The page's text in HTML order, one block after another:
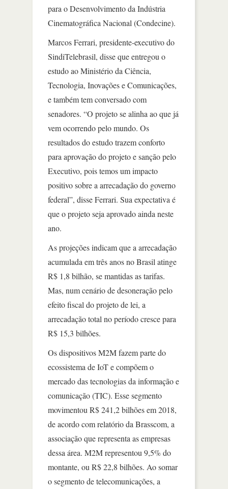
para o Desenvolvimento da Indústria
Cinematográfica Nacional (Condecine).
Marcos Ferrari, presidente-executivo do
SindiTelebrasil, disse que entregou o
estudo ao Ministério da Ciência,
Tecnologia, Inovações e Comunicações,
e também tem conversado com
senadores. “O projeto se alinha ao que já
vem ocorrendo pelo mundo. Os
resultados do estudo trazem conforto
para aprovação do projeto e sanção pelo
Executivo, pois temos um impacto
positivo sobre a arrecadação do governo
federal”, disse Ferrari. Sua expectativa é
que o projeto seja aprovado ainda neste
ano.
As projeções indicam que a arrecadação
acumulada em três anos no Brasil atinge
R$ 1,8 bilhão, se mantidas as tarifas.
Mas, num cenário de desoneração pelo
efeito fiscal do projeto de lei, a
arrecadação total no período cresce para
R$ 15,3 bilhões.
Os dispositivos M2M fazem parte do
ecossistema de IoT e compõem o
mercado das tecnologias da informação e
comunicação (TIC). Esse segmento
movimentou R$ 241,2 bilhões em 2018,
de acordo com relatório da Brasscom, a
associação que representa as empresas
dessa área. M2M representou 9,5% do
montante, ou R$ 22,8 bilhões. Ao somar
o segmento de telecomunicações, a